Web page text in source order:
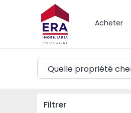
Acheter
Carte
Filtrer